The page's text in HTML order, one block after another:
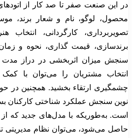
در این صنعت صفر تا صد کار از
محصول، لوگو، نام و شعار برند،
تصویربرداری، کارگردانی، انتخاب
برندسازی، قیمت گذاری، نحوه و
سنجش میزان اثربخشی در دراز مدت
انتخاب مشتریان را می‌توان با
چشمگیری ارتقاء بخشید. همچنین در
نوین سنجش عملکرد شناختی کارکنان
است. به‌طوریکه با مدل‌های جدید که
حاصل می‌شود، می‌توان نظام مدیریتی